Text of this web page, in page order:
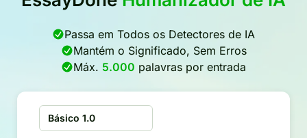
Passa em Todos os Detectores de IA
Mantém o Significado, Sem Erros
Máx. 5.000 palavras por entrada
Básico 1.0